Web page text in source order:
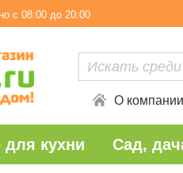
с 08:00 до 20:00
О компании
для кухни Сад,